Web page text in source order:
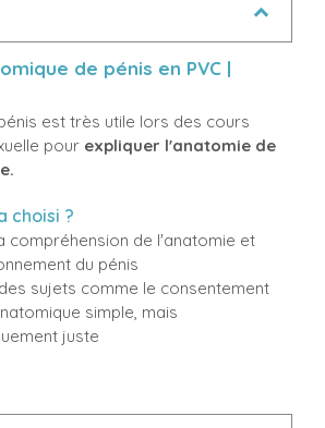
de pénis en PVC |
est très utile lors des cours
pour expliquer l'anatomie de
choisi ?
compréhension de l'anatomie et
du pénis
sujets comme le consentement
simple, mais
juste